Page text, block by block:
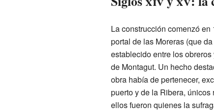
La construcción comenzó
portal de las Moreras (que
establecido entre los
de Montagut. Un hecho
obra había de pertenecer,
puerto y de la Ribera,
ellos fueron quienes la